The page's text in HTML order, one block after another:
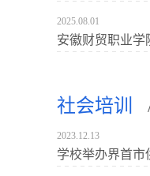
2025.08.01
安徽财贸职业学
社会培训
2023.12.13
学校举办界首市